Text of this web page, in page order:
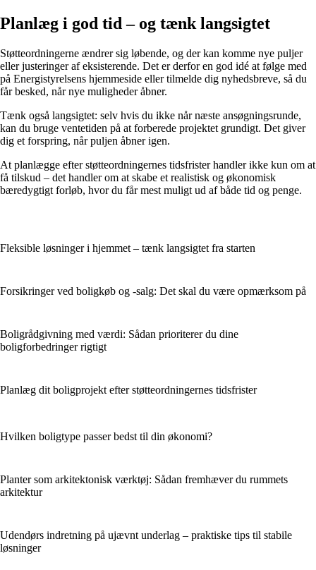
Planlæg i god tid – og tænk langsigtet
Støtteordningerne ændrer sig løbende, og der kan komme nye puljer
eller justeringer af eksisterende. Det er derfor en god idé at følge med
på Energistyrelsens hjemmeside eller tilmelde dig nyhedsbreve, så du
får besked, når nye muligheder åbner.
Tænk også langsigtet: selv hvis du ikke når næste ansøgningsrunde,
kan du bruge ventetiden på at forberede projektet grundigt. Det giver
dig et forspring, når puljen åbner igen.
At planlægge efter støtteordningernes tidsfrister handler ikke kun om at
få tilskud – det handler om at skabe et realistisk og økonomisk
bæredygtigt forløb, hvor du får mest muligt ud af både tid og penge.
Fleksible løsninger i hjemmet – tænk langsigtet fra starten
Forsikringer ved boligkøb og -salg: Det skal du være opmærksom på
Boligrådgivning med værdi: Sådan prioriterer du dine
boligforbedringer rigtigt
Planlæg dit boligprojekt efter støtteordningernes tidsfrister
Hvilken boligtype passer bedst til din økonomi?
Planter som arkitektonisk værktøj: Sådan fremhæver du rummets
arkitektur
Udendørs indretning på ujævnt underlag – praktiske tips til stabile
løsninger